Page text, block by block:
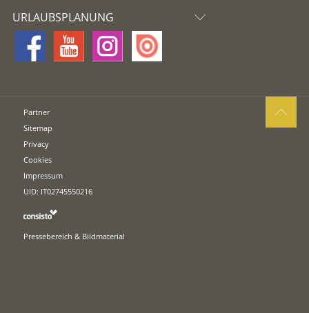
URLAUBSPLANUNG
Partner
Sitemap
Privacy
Cookies
Impressum
UID: IT02745550216
Pressebereich & Bildmaterial